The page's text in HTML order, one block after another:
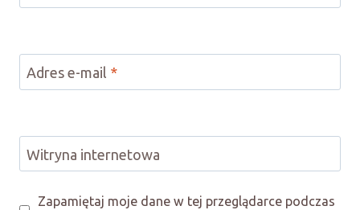
Adres e-mail *
Witryna internetowa
Zapamiętaj moje dane w tej przeglądarce podczas